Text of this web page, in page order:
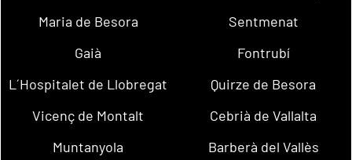
Maria de Besora
Sentmenat
Gaià
Fontrubí
L´Hospitalet de Llobregat
Quirze de Besora
Vicenç de Montalt
Cebrià de Vallalta
Muntanyola
Barberà del Vallès